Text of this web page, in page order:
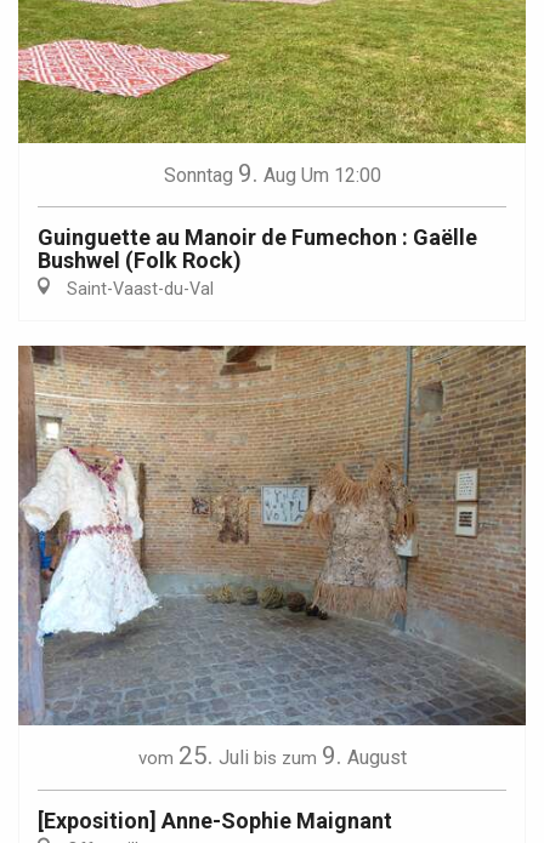
Sonntag 9. Aug Um 12:00
Guinguette au Manoir de Fumechon : Gaëlle
Bushwel (Folk Rock)
Saint-Vaast-du-Val
vom 25. Juli bis zum 9. August
[Exposition] Anne-Sophie Maignant